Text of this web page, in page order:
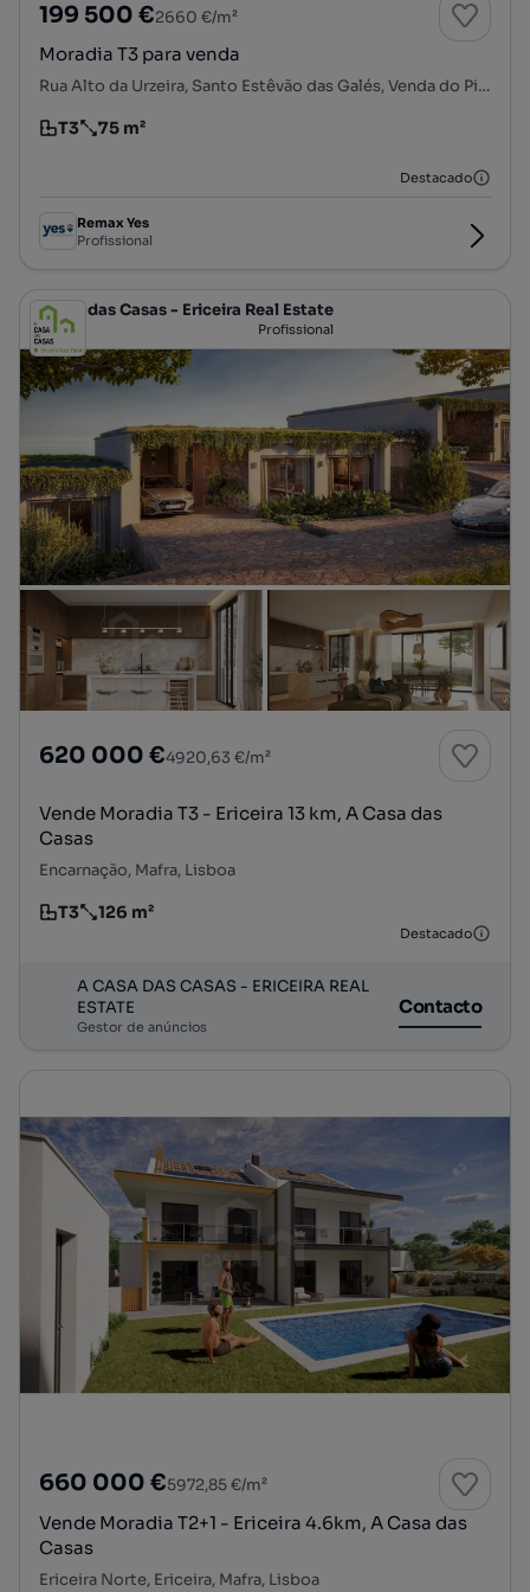
199 500 €2660 €/m²
Moradia T3 para venda
Rua Alto da Urzeira, Santo Estêvão das Galés, Venda do Pinheiro e Santo Estêvão das Galés, Mafra, Lisboa
Tipologia
T3
Preço por metro quadrado
75 m²
Destacado
Remax Yes
Profissional
A Casa das Casas - Ericeira Real Estate
Profissional
620 000 €4920,63 €/m²
Vende Moradia T3 - Ericeira 13 km, A Casa das
Casas
Encarnação, Mafra, Lisboa
Tipologia
T3
Preço por metro quadrado
126 m²
Destacado
A CASA DAS CASAS - ERICEIRA REAL
ESTATE
Gestor de anúncios
Contacto
660 000 €5972,85 €/m²
Vende Moradia T2+1 - Ericeira 4.6km, A Casa das
Casas
Ericeira Norte, Ericeira, Mafra, Lisboa